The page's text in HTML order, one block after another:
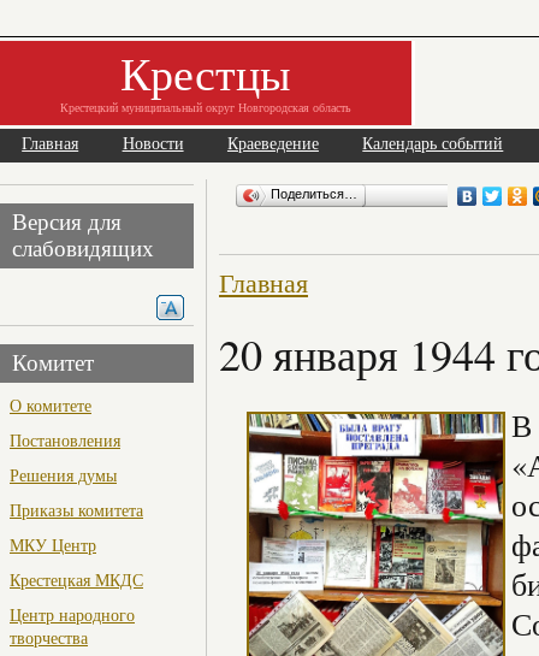
Крестцы
Крестецкий муниципальный округ Новгородская область
Главная Новости Краеведение Календарь событий
Версия для
слабовидящих
Комитет
О комитете
Постановления
Решения думы
Приказы комитета
МКУ Центр
Крестецкая МКДС
Центр народного
творчества
Поделиться…
Главная
20 января 1944
В